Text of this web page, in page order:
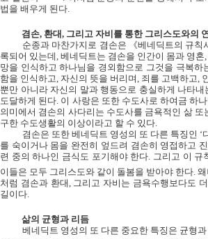
법을 배우게 된다.
겸손, 환대, 그리고 자비를 통한 그리스도와의
순종과 마찬가지로 겸손은 《베네딕트의 규
록되어 있는데, 베네딕트는 겸손을 인간이 몸과 영혼,
망을 인식하고 하나님을 경외함으로 그것을 극복하
함을 인식하고, 자신의 뜻을 버리며, 죄를 고백하고,
뿐만 아니라 자신의 말과 행동으로 충실하게 나타내
도달하게 된다. 이 사랑은 또한 수도사로 하여금 하
의미에서 겸손의 사다리는 수도사를 금욕적인 삶
구한 수도생활의 이상이라고 할 수 있다.
겸손은 또한 베네딕트 영성의 또 다른 특징인 ‘
를 숙이거나 몸을 완전히 엎드려 겸손히 영접하고
련 중의 하나인 금식도 포기해야 한다. 그리고 이 규
이들은 모두 그리스도와 같이 돌봄을 받아야 한다 .
처럼 겸손과 환대
그리고 자비는 금욕수행보다도
길이다
삶의 균형과 리듬
베네딕트 영성의 또 다른 중요한 특징은 균형